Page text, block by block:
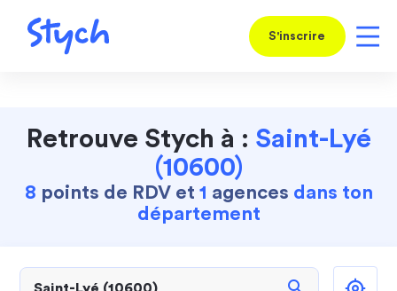
S'inscrire
Retrouve Stych à : Saint-Lyé
(10600)
8 points de RDV et 1 agences dans ton
département